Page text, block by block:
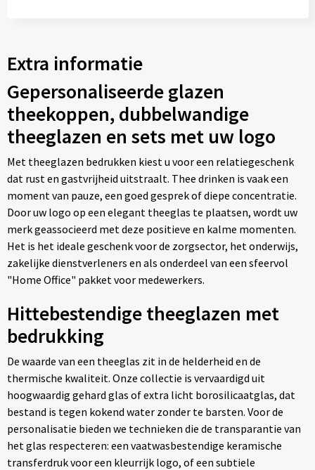
Coaster 2 center (35x35 mm)
Onbewerkt
Graveren
Extra informatie
Gepersonaliseerde glazen
theekoppen, dubbelwandige
theeglazen en sets met uw logo
Met theeglazen bedrukken kiest u voor een relatiegeschenk
dat rust en gastvrijheid uitstraalt. Thee drinken is vaak een
moment van pauze, een goed gesprek of diepe concentratie.
Door uw logo op een elegant theeglas te plaatsen, wordt uw
merk geassocieerd met deze positieve en kalme momenten.
Het is het ideale geschenk voor de zorgsector, het onderwijs,
zakelijke dienstverleners en als onderdeel van een sfeervol
"Home Office" pakket voor medewerkers.
Hittebestendige theeglazen met
bedrukking
De waarde van een theeglas zit in de helderheid en de
thermische kwaliteit. Onze collectie is vervaardigd uit
hoogwaardig gehard glas of extra licht borosilicaatglas, dat
bestand is tegen kokend water zonder te barsten. Voor de
personalisatie bieden we technieken die de transparantie van
het glas respecteren: een vaatwasbestendige keramische
transferdruk voor een kleurrijk logo, of een subtiele